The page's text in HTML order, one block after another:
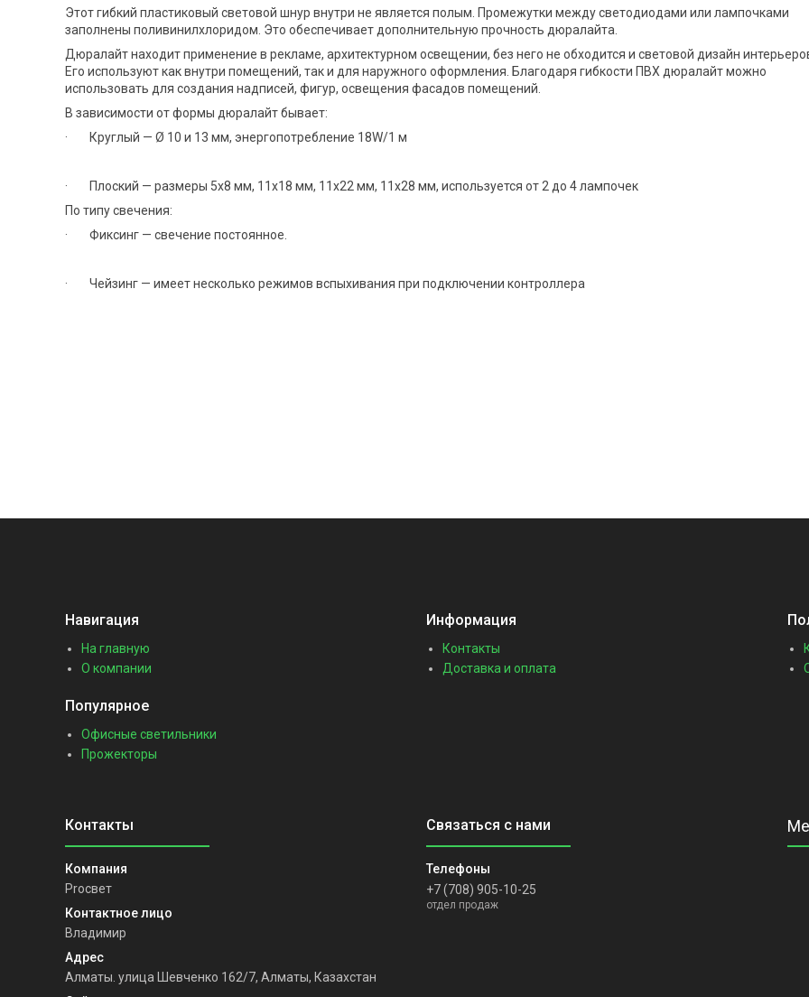
Этот гибкий пластиковый световой шнур внутри не является полым. Промежутки между светодиодами или лампочками
заполнены поливинилхлоридом. Это обеспечивает дополнительную прочность дюралайта.
Дюралайт находит применение в рекламе, архитектурном освещении, без него не обходится и световой дизайн
Его используют как внутри помещений, так и для наружного оформления. Благодаря гибкости ПВХ дюралайт можно
использовать для создания надписей, фигур, освещения фасадов помещений.
В зависимости от формы дюралайт бывает:
· Круглый — Ø 10 и 13 мм, энергопотребление 18W/1 м
· Плоский — размеры 5x8 мм, 11х18 мм, 11х22 мм, 11х28 мм, используется от 2 до 4 лампочек
По типу свечения:
· Фиксинг — свечение постоянное.
· Чейзинг — имеет несколько режимов вспыхивания при подключении контроллера
Навигация
На главную
О компании
Информация
Контакты
Доставка и оплата
Популярное
Офисные светильники
Прожекторы
Proсвет
Владимир
Алматы. улица Шевченко 162/7, Алматы, Казахстан
+7 (708) 905-10-25
отдел продаж